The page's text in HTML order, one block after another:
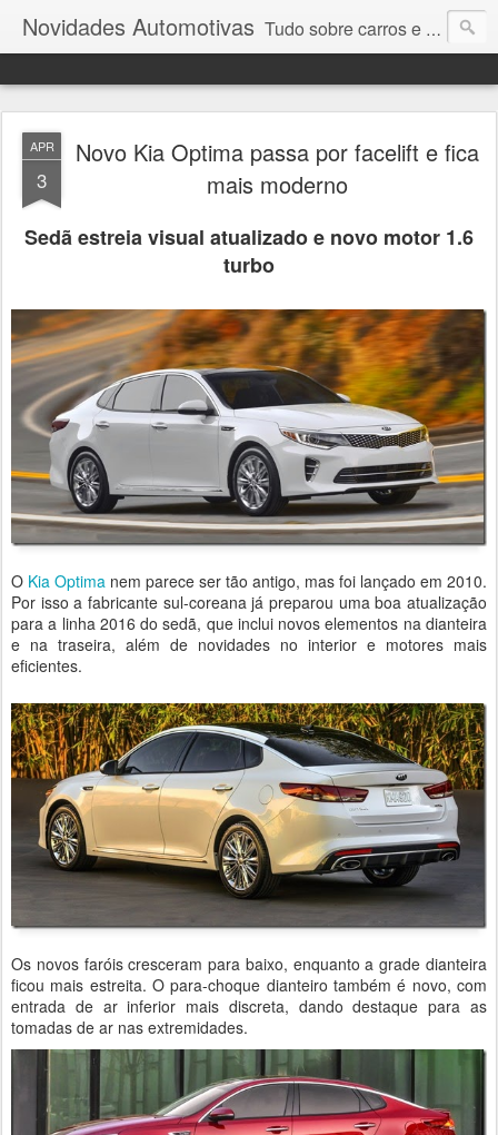
Novidades Automotivas Tudo sobre carros e motores
APR
3
Novo Kia Optima passa por facelift e fica
mais moderno
Sedã estreia visual atualizado e novo motor 1.6
turbo
O Kia Optima nem parece ser tão antigo, mas foi lançado em 2010.
Por isso a fabricante sul-coreana já preparou uma boa atualização
para a linha 2016 do sedã, que inclui novos elementos na dianteira
e na traseira, além de novidades no interior e motores mais
eficientes.
Os novos faróis cresceram para baixo, enquanto a grade dianteira
ficou mais estreita. O para-choque dianteiro também é novo, com
entrada de ar inferior mais discreta, dando destaque para as
tomadas de ar nas extremidades.